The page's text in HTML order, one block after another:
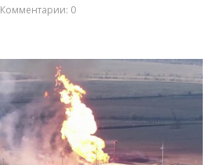
Комментарии: 0